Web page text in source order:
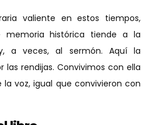
valiente en estos tiempos,
memoria histórica tiende a la
a veces, al sermón. Aquí la
las rendijas. Convivimos con ella
voz, igual que convivieron con